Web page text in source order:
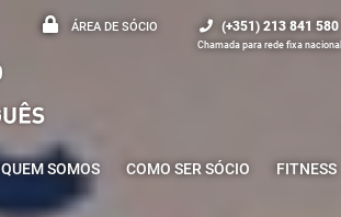
ÁREA DE SÓCIO (+351) 213 841 580
Chamada para rede fixa nacional
QUEM SOMOS COMO SER SÓCIO FITNESS